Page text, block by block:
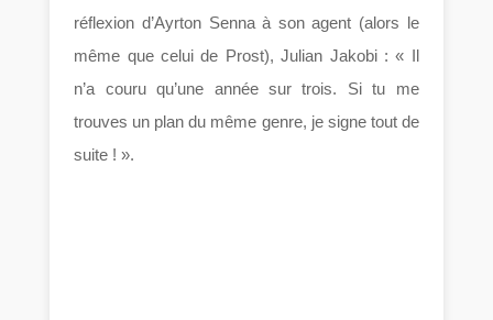
réflexion d’Ayrton Senna à son agent (alors le
même que celui de Prost), Julian Jakobi : « Il
n’a couru qu’une année sur trois. Si tu me
trouves un plan du même genre, je signe tout de
suite ! ».